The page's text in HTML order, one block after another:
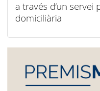
a través d’un servei
domiciliària